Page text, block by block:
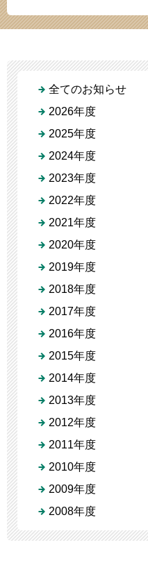
全てのお知らせ
2026年度
2025年度
2024年度
2023年度
2022年度
2021年度
2020年度
2019年度
2018年度
2017年度
2016年度
2015年度
2014年度
2013年度
2012年度
2011年度
2010年度
2009年度
2008年度